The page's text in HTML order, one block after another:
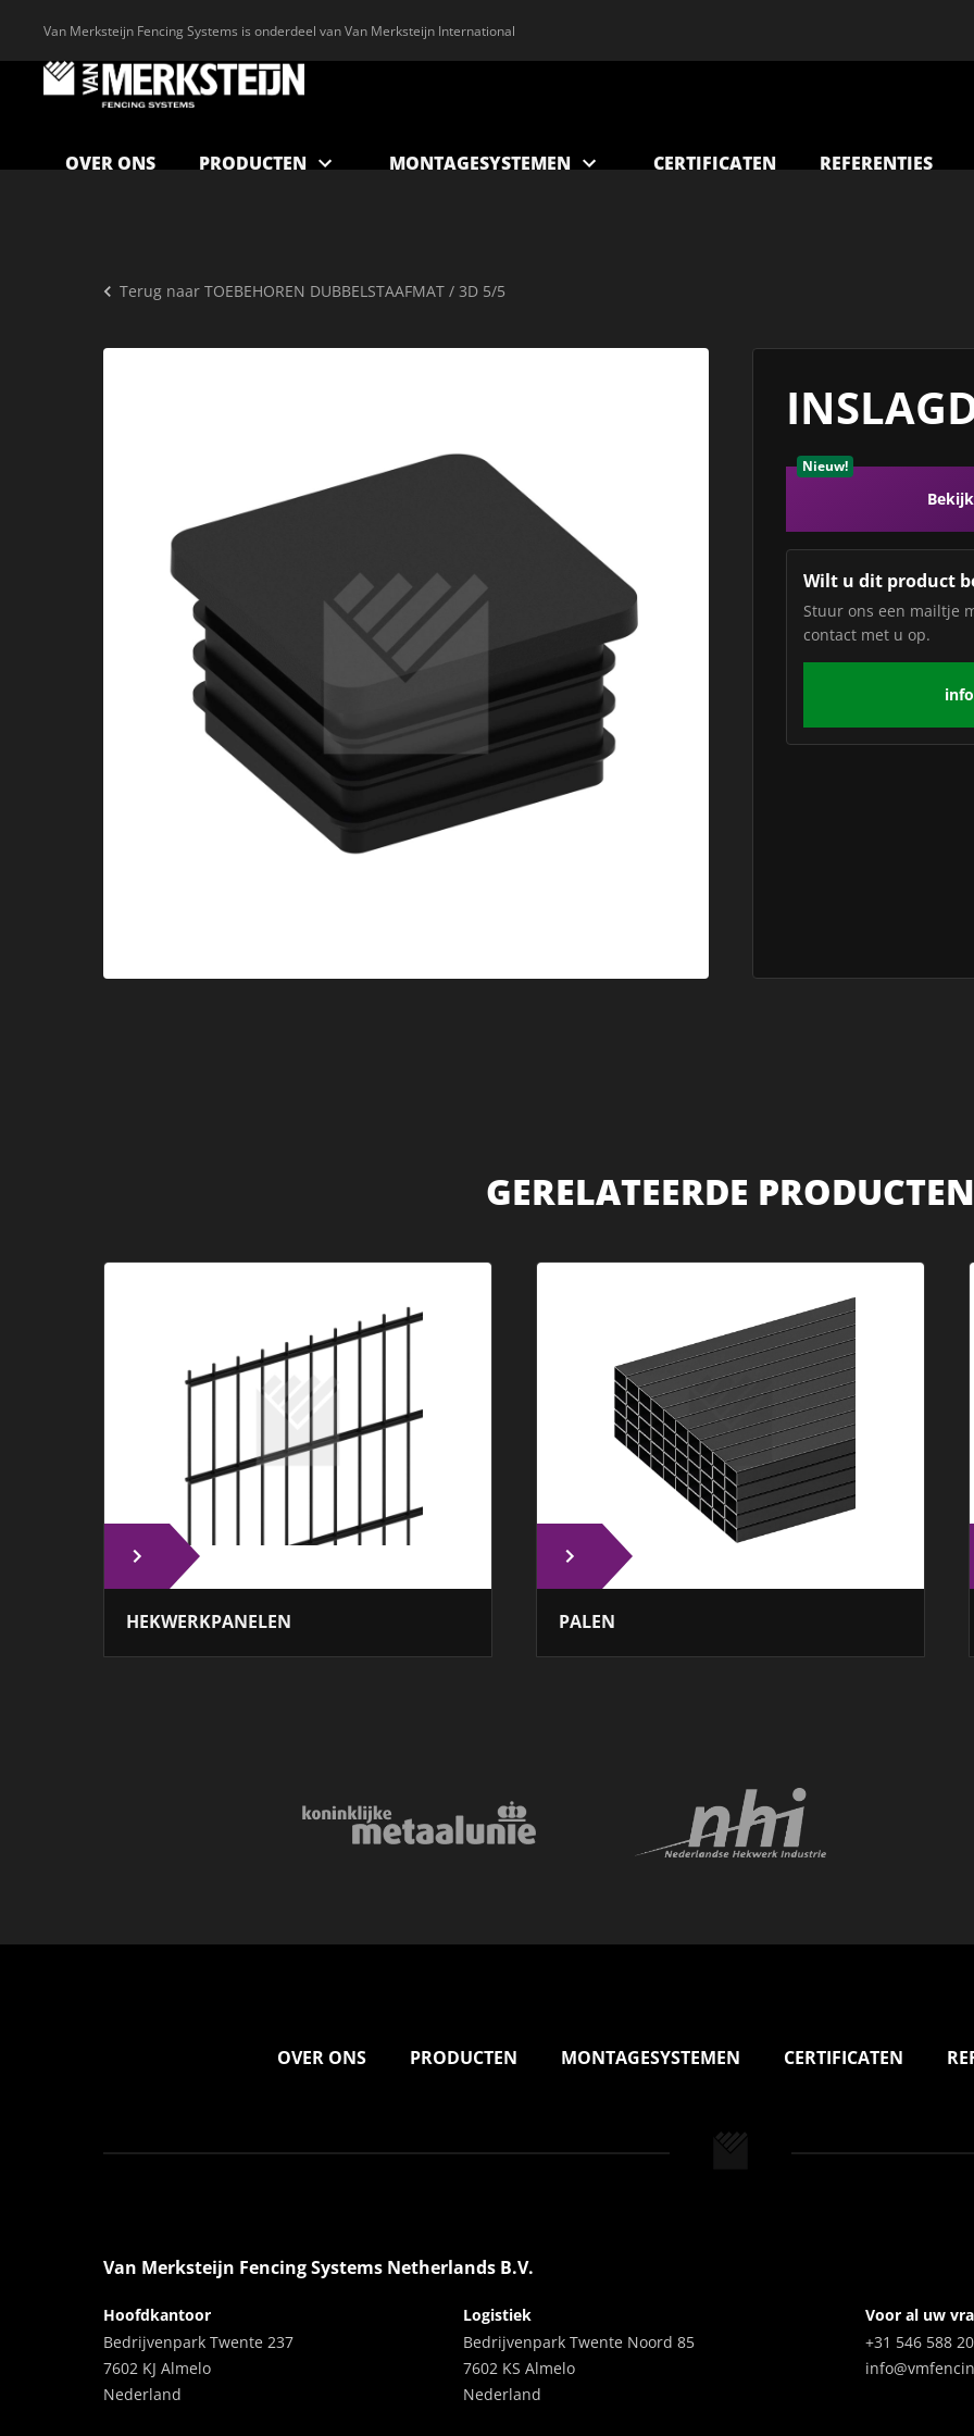
Van Merksteijn Fencing Systems is onderdeel van Van Merksteijn International
OVER ONS PRODUCTEN MONTAGESYSTEMEN CERTIFICATEN REFERENTIES
Terug naar TOEBEHOREN DUBBELSTAAFMAT / 3D 5/5
Nieuw!
Wilt u dit product
Stuur ons een mailtje
contact met u op.
GERELATEERDE PRODUCTEN
HEKWERKPANELEN PALEN
OVER ONS PRODUCTEN MONTAGESYSTEMEN CERTIFICATEN
Van Merksteijn Fencing Systems Netherlands B.V.
Hoofdkantoor
Bedrijvenpark Twente 237
7602 KJ Almelo
Nederland
Logistiek
Bedrijvenpark Twente Noord 85
7602 KS Almelo
Nederland
Voor al uw
+31 546 588